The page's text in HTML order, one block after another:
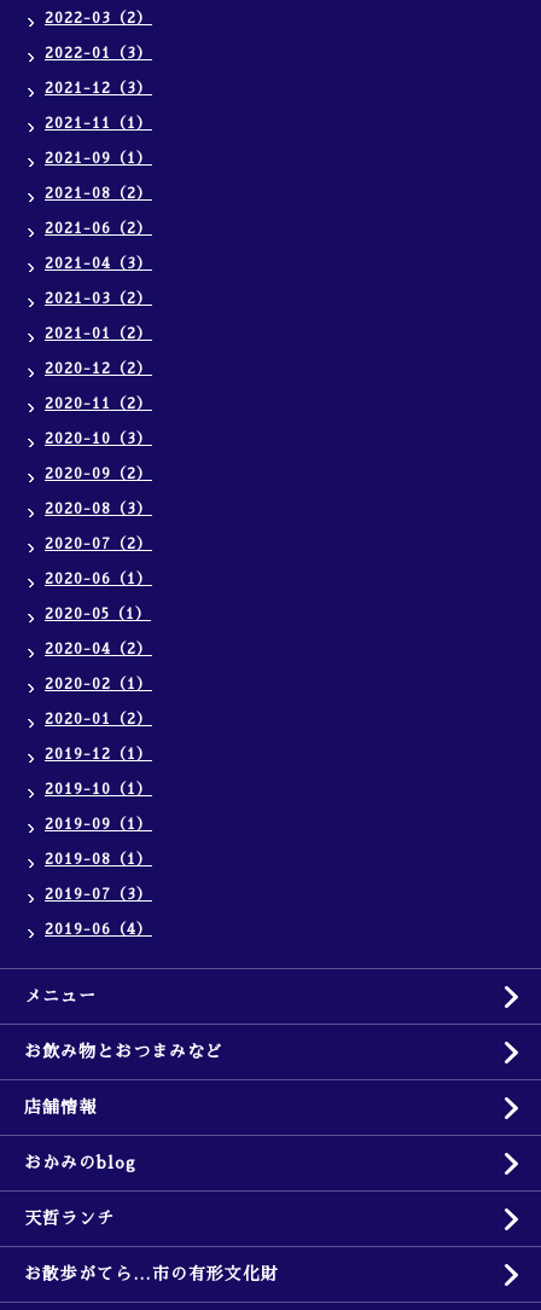
2022-03（2）
2022-01（3）
2021-12（3）
2021-11（1）
2021-09（1）
2021-08（2）
2021-06（2）
2021-04（3）
2021-03（2）
2021-01（2）
2020-12（2）
2020-11（2）
2020-10（3）
2020-09（2）
2020-08（3）
2020-07（2）
2020-06（1）
2020-05（1）
2020-04（2）
2020-02（1）
2020-01（2）
2019-12（1）
2019-10（1）
2019-09（1）
2019-08（1）
2019-07（3）
2019-06（4）
メニュー
お飲み物とおつまみなど
店舗情報
おかみのblog
天哲ランチ
お散歩がてら…市の有形文化財